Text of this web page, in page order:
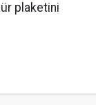
plaketini